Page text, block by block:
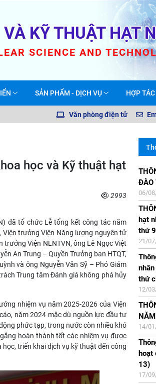
KỸ THUẬT HẠT
SCIENCE AND
SẢN PHẨM - DỊCH VỤ HỢP
Văn phòng điện tử
học và Kỹ thuật hạt
2993
đã tổ chức Lễ tổng kết công tác năm
Viện trưởng Viện Năng lượng nguyên tử
trưởng Viện NLNTVN, ông Lê Ngọc Việt
An Trung – Quyền Trưởng ban HTQT,
và ông Nguyễn Văn Sỹ – Phó Giám
Trung tâm Đánh giá không phá hủy
nhiệm vụ năm 2025-2026 của Viện
năm 2024 mặc dù nguồn lực đầu tư
phức tạp, trong nước còn nhiều khó
hoàn thành tốt các nhiệm vụ được
triển khai dịch vụ kỹ thuật đến công
THÔNG BÁO
ĐÀO
06/
hạt
thứ 9
21/
thứ
12/
14/
hoạt
13)
17/
giáo
21/
các
2025
04/
14/
Kết
sư
28/
31/
nhân
23/
và
07/
máy
18/
thực
do
20/
phó
26/
19/
tổng
PGS
04/
Phó
2024
20/
13/
17/